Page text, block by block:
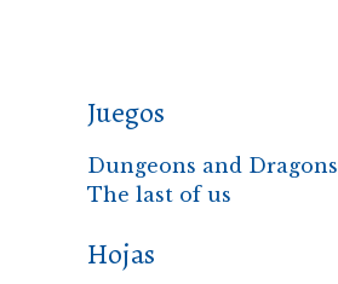
Juegos
Dungeons and Dragons
The last of us
Hojas